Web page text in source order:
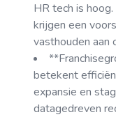
HR tech is
krijgen een
vasthouden aan
betekent
expansie en
datagedreven